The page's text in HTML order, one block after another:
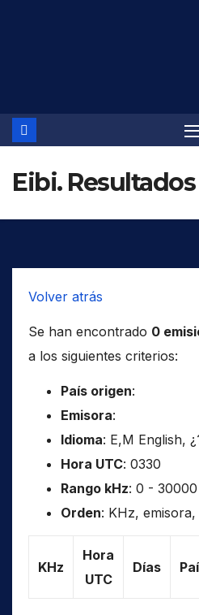
Eibi. Resultados
Volver atrás
Se han encontrado 0
a los siguientes criterios:
País origen:
Emisora:
Idioma: E,M English,
Hora UTC: 0330
Rango kHz: 0 - 30000
Orden: KHz,
KHz
Hora
UTC
Días